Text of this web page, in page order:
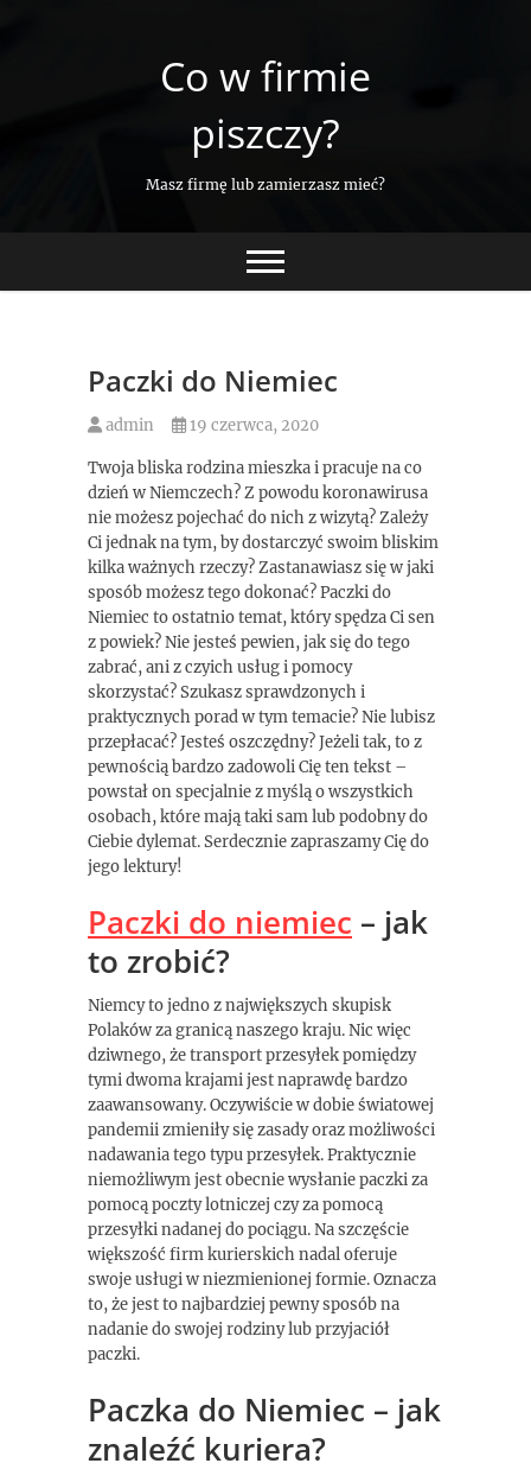
Co w firmie
piszczy?
Masz firmę lub zamierzasz mieć?
Paczki do Niemiec
admin 19 czerwca, 2020
Twoja bliska rodzina mieszka i pracuje na co
dzień w Niemczech? Z powodu koronawirusa
nie możesz pojechać do nich z wizytą? Zależy
Ci jednak na tym, by dostarczyć swoim bliskim
kilka ważnych rzeczy? Zastanawiasz się w jaki
sposób możesz tego dokonać? Paczki do
Niemiec to ostatnio temat, który spędza Ci sen
z powiek? Nie jesteś pewien, jak się do tego
zabrać, ani z czyich usług i pomocy
skorzystać? Szukasz sprawdzonych i
praktycznych porad w tym temacie? Nie lubisz
przepłacać? Jesteś oszczędny? Jeżeli tak, to z
pewnością bardzo zadowoli Cię ten tekst –
powstał on specjalnie z myślą o wszystkich
osobach, które mają taki sam lub podobny do
Ciebie dylemat. Serdecznie zapraszamy Cię do
jego lektury!
Paczki do niemiec – jak
to zrobić?
Niemcy to jedno z największych skupisk
Polaków za granicą naszego kraju. Nic więc
dziwnego, że transport przesyłek pomiędzy
tymi dwoma krajami jest naprawdę bardzo
zaawansowany. Oczywiście w dobie światowej
pandemii zmieniły się zasady oraz możliwości
nadawania tego typu przesyłek. Praktycznie
niemożliwym jest obecnie wysłanie paczki za
pomocą poczty lotniczej czy za pomocą
przesyłki nadanej do pociągu. Na szczęście
większość firm kurierskich nadal oferuje
swoje usługi w niezmienionej formie. Oznacza
to, że jest to najbardziej pewny sposób na
nadanie do swojej rodziny lub przyjaciół
paczki.
Paczka do Niemiec – jak
znaleźć kuriera?